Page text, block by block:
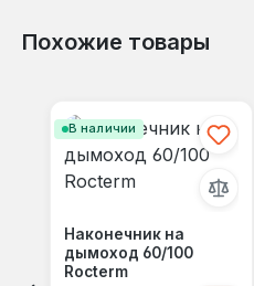
Похожие товары
В наличии
Наконечник на
дымоход 60/100
Rocterm